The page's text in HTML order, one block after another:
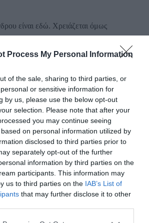
Process My Personal Information
of the sale, sharing to third parties, or
or sensitive information for
by us, please use the below opt-out
selection. Please note that after your
you may continue seeing
on personal information utilized by
disclosed to third parties prior to
separately opt-out of the further
information by third parties on the
participants. This information may
us to third parties on the IAB’s List of
that may further disclose it to other
είναι εδώ. Χρειάζεται όμως
σημειώσατε…
Άρθρα
Γιατί οι Τούρκοι συρρέουν
στα ελληνικά νησιά
08/08/2026
ΕΚΔΗΛΩΣΕΙΣ ΤΩΝ
ΗΜΕΡΩΝ: Παγοποιείο